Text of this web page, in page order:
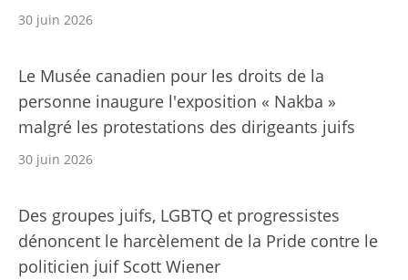
30 juin 2026
Le Musée canadien pour les droits de la
personne inaugure l'exposition « Nakba »
malgré les protestations des dirigeants juifs
30 juin 2026
Des groupes juifs, LGBTQ et progressistes
dénoncent le harcèlement de la Pride contre le
politicien juif Scott Wiener